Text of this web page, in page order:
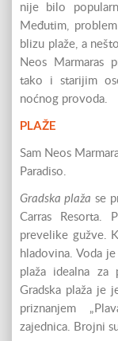
nije bilo
Međutim,
blizu plaže, a
Neos Marmaras
tako i starijim
noćnog provoda.
PLAŽE
Sam Neos
Paradiso.
Gradska plaža se
Carras Resorta.
prevelike gužve.
hladovina. Voda
plaža idealna za
Gradska plaža je
priznanjem
zajednica. Brojni